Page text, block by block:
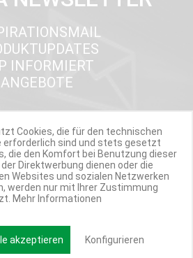
INFORMIERT
ANGEBOTE
Community!
Newsletter-Rabatte und Aktionen
Anmelden
Cookies, die für den technischen
erforderlich sind und stets gesetzt
die den Komfort bei Benutzung dieser
Direktwerbung dienen oder die
Websites und sozialen Netzwerken
werden nur mit Ihrer Zustimmung
Mehr Informationen
akzeptieren Konfigurieren